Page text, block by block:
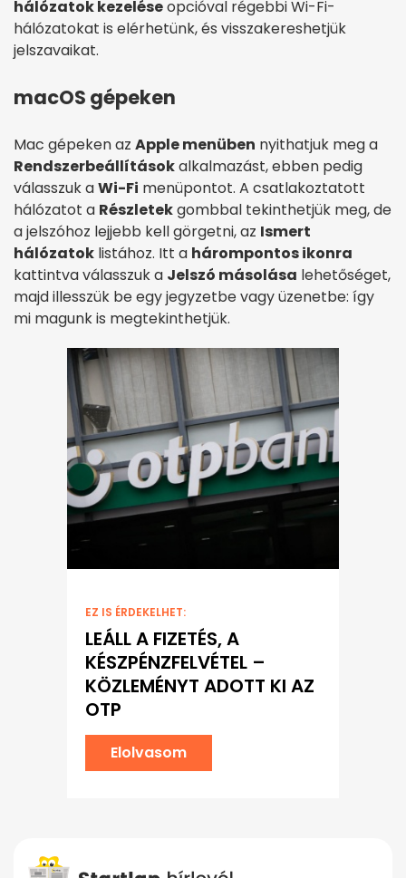
hálózatok kezeléseopcióval régebbi Wi-Fi-
hálózatokat is elérhetünk, és visszakereshetjük
jelszavaikat.
macOS gépeken
Mac gépeken az Apple menüben nyithatjuk meg a
Rendszerbeállításokalkalmazást, ebben pedig
válasszuk aWi-Fi menüpontot. A csatlakoztatott
hálózatot a Részletekgombbal tekinthetjük meg, de
a jelszóhoz lejjebb kell görgetni, az Ismert
hálózatok listához. Itt a hárompontos ikonra
kattintva válasszuk a Jelszó másolása lehetőséget,
majd illesszük be egy jegyzetbe vagy üzenetbe: így
mi magunk is megtekinthetjük.
EZ IS ÉRDEKELHET:
LEÁLL A FIZETÉS, A
KÉSZPÉNZFELVÉTEL –
KÖZLEMÉNYT ADOTT KI AZ
OTP
Elolvasom